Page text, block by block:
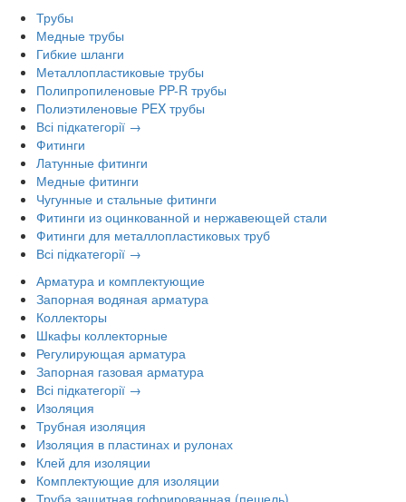
Трубы
Медные трубы
Гибкие шланги
Металлопластиковые трубы
Полипропиленовые PP-R трубы
Полиэтиленовые PEX трубы
Всі підкатегорії →
Фитинги
Латунные фитинги
Медные фитинги
Чугунные и стальные фитинги
Фитинги из оцинкованной и нержавеющей стали
Фитинги для металлопластиковых труб
Всі підкатегорії →
Арматура и комплектующие
Запорная водяная арматура
Коллекторы
Шкафы коллекторные
Регулирующая арматура
Запорная газовая арматура
Всі підкатегорії →
Изоляция
Трубная изоляция
Изоляция в пластинах и рулонах
Клей для изоляции
Комплектующие для изоляции
Труба защитная гофрированная (пешель)